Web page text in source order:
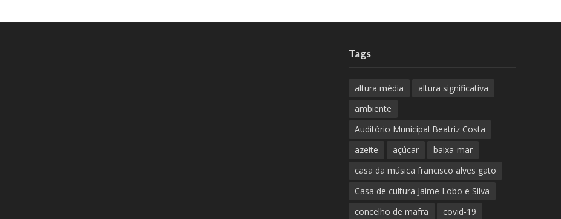
Tags
altura média
altura significativa
ambiente
Auditório Municipal Beatriz Costa
azeite
açúcar
baixa-mar
casa da música francisco alves gato
Casa de cultura Jaime Lobo e Silva
concelho de mafra
covid-19